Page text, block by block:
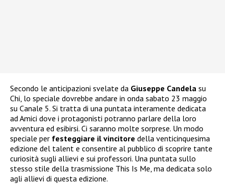
Secondo le anticipazioni svelate da Giuseppe Candela su
Chi, lo speciale dovrebbe andare in onda sabato 23 maggio
su Canale 5. Si tratta di una puntata interamente dedicata
ad Amici dove i protagonisti potranno parlare della loro
avventura ed esibirsi. Ci saranno molte sorprese. Un modo
speciale per festeggiare il vincitore della venticinquesima
edizione del talent e consentire al pubblico di scoprire tante
curiosità sugli allievi e sui professori. Una puntata sullo
stesso stile della trasmissione This Is Me, ma dedicata solo
agli allievi di questa edizione.